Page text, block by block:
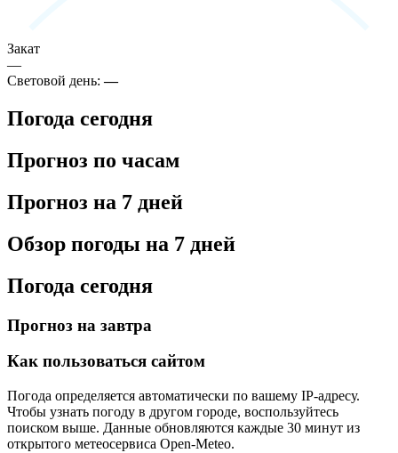
Закат
—
Световой день:—
Погода сегодня
Прогноз по часам
Прогноз на 7 дней
Обзор погоды на 7 дней
Погода сегодня
Прогноз на завтра
Как пользоваться сайтом
Погода определяется автоматически по вашему IP-адресу.
Чтобы узнать погоду в другом городе, воспользуйтесь
поиском выше. Данные обновляются каждые 30 минут из
открытого метеосервиса Open-Meteo.